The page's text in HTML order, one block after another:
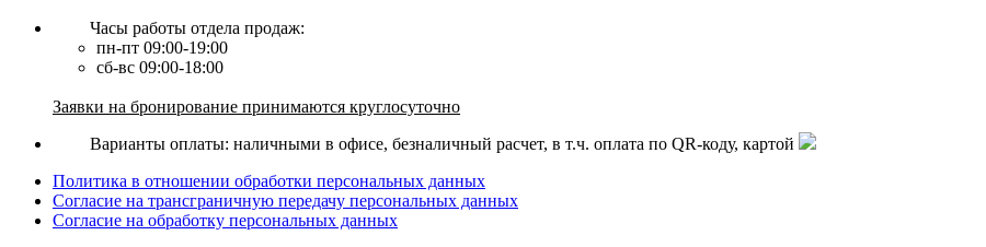
Часы работы отдела продаж:
пн-пт 09:00-19:00
сб-вс 09:00-18:00
Заявки на бронирование принимаются круглосуточно
Варианты оплаты: наличными в офисе, безналичный расчет, в т.ч. оплата по QR-коду, картой
Политика в отношении обработки персональных данных
Согласие на трансграничную передачу персональных данных
Согласие на обработку персональных данных